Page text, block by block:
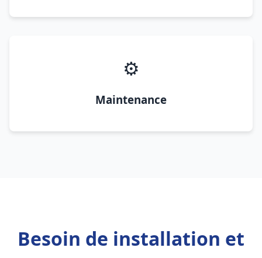
⚙️
Maintenance
Besoin de installation et